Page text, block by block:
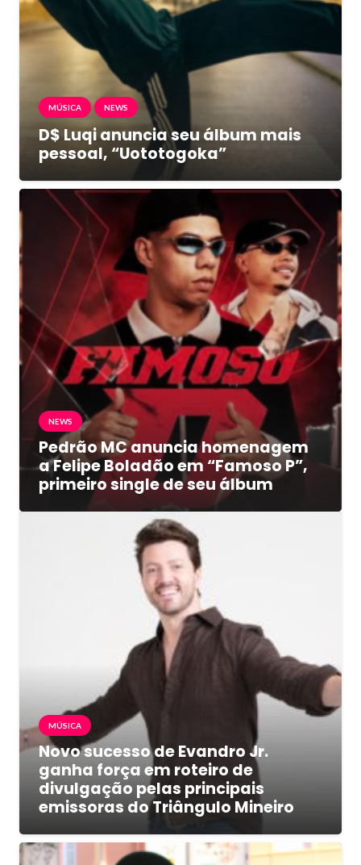
MÚSICA NEWS
D$ Luqi anuncia seu álbum mais
pessoal, “Uototogoka”
NEWS
Pedrão MC anuncia homenagem
a Felipe Boladão em “Famoso P”,
primeiro single de seu álbum
MÚSICA
Novo sucesso de Evandro Jr.
ganha força em roteiro de
divulgação pelas principais
emissoras do Triângulo Mineiro